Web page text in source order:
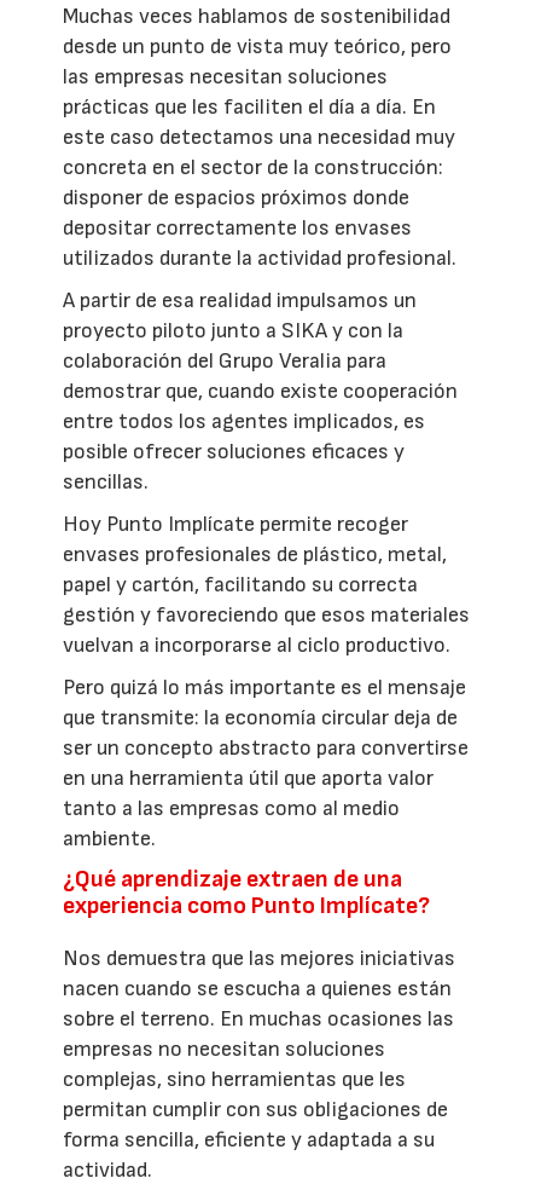
Muchas veces hablamos de sostenibilidad
desde un punto de vista muy teórico, pero
las empresas necesitan soluciones
prácticas que les faciliten el día a día. En
este caso detectamos una necesidad muy
concreta en el sector de la construcción:
disponer de espacios próximos donde
depositar correctamente los envases
utilizados durante la actividad profesional.
A partir de esa realidad impulsamos un
proyecto piloto junto a SIKA y con la
colaboración del Grupo Veralia para
demostrar que, cuando existe cooperación
entre todos los agentes implicados, es
posible ofrecer soluciones eficaces y
sencillas.
Hoy Punto Implícate permite recoger
envases profesionales de plástico, metal,
papel y cartón, facilitando su correcta
gestión y favoreciendo que esos materiales
vuelvan a incorporarse al ciclo productivo.
Pero quizá lo más importante es el mensaje
que transmite: la economía circular deja de
ser un concepto abstracto para convertirse
en una herramienta útil que aporta valor
tanto a las empresas como al medio
ambiente.
¿Qué aprendizaje extraen de una
experiencia como Punto Implícate?
Nos demuestra que las mejores iniciativas
nacen cuando se escucha a quienes están
sobre el terreno. En muchas ocasiones las
empresas no necesitan soluciones
complejas, sino herramientas que les
permitan cumplir con sus obligaciones de
forma sencilla, eficiente y adaptada a su
actividad.